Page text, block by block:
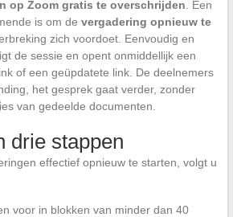
op Zoom gratis te overschrijden . Een
is om de vergadering opnieuw te
zich voordoet. Eenvoudig en
de sessie en opent onmiddellijk een
of een geüpdatete link. De deelnemers
het gesprek gaat verder, zonder
van gedeelde documenten.
drie stappen
effectief opnieuw te starten, volgt u
voor in blokken van minder dan 40